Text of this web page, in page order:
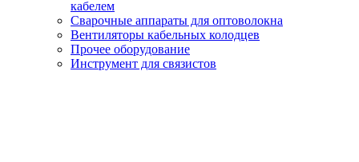
кабелем
Сварочные аппараты для оптоволокна
Вентиляторы кабельных колодцев
Прочее оборудование
Инструмент для связистов